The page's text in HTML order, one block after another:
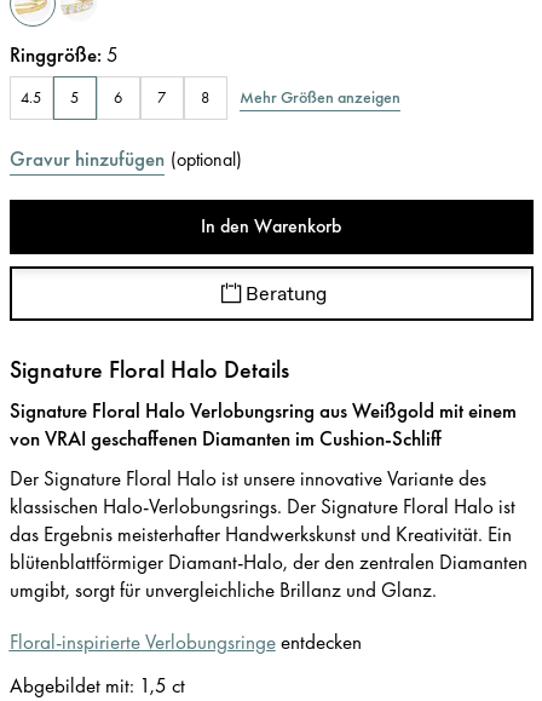
Ringgröße: 5
4.5 5 6 7 8 Mehr Größen anzeigen
Gravur hinzufügen (optional)
In den Warenkorb
Beratung
Signature Floral Halo Details
Signature Floral Halo Verlobungsring aus Weißgold mit einem
von VRAI geschaffenen Diamanten im Cushion-Schliff
Der Signature Floral Halo ist unsere innovative Variante des
klassischen Halo-Verlobungsrings. Der Signature Floral Halo ist
das Ergebnis meisterhafter Handwerkskunst und Kreativität. Ein
blütenblattförmiger Diamant-Halo, der den zentralen Diamanten
umgibt, sorgt für unvergleichliche Brillanz und Glanz.
Floral-inspirierte Verlobungsringeentdecken
Abgebildet mit: 1,5 ct